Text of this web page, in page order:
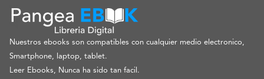
Nuestros ebooks son compatibles con cualquier medio electronico,
Smartphone, laptop, tablet.
Leer Ebooks, Nunca ha sido tan facil.